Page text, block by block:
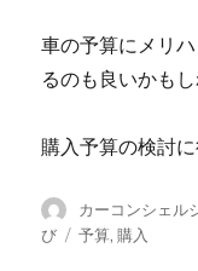
車の予算にメリ
るのも良いかもし
購入予算の検討
投
稿
カーコンシェル
び
タ
予算,購入